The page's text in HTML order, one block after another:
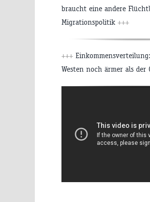
braucht eine andere
Migrationspolitik +++
+++
Westen noch ärmer als der